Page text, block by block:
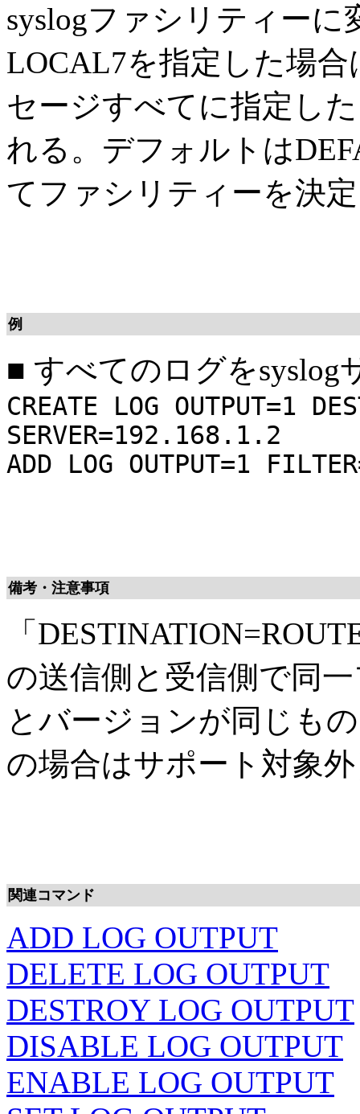
syslogファシリティー
LOCAL7を指定した場
セージすべてに指定し
れる。デフォルトは
てファシリティーを決
例
■ すべてのログをsyslog
CREATE LOG OUTPUT=1
SERVER=192.168.1.2
ADD LOG OUTPUT=1
備考・注意事項
「
の送信側と受信側で同
とバージョンが同じも
の場合はサポート対象
関連コマンド
ADD LOG OUTPUT
DELETE LOG OUTPUT
DESTROY LOG OUTPUT
DISABLE LOG OUTPUT
ENABLE LOG OUTPUT